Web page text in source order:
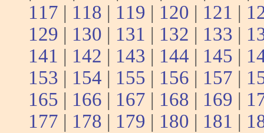
117 | 118 | 119 | 120 | 121 |
129 | 130 | 131 | 132 | 133 |
141 | 142 | 143 | 144 | 145 |
153 | 154 | 155 | 156 | 157 |
165 | 166 | 167 | 168 | 169 |
177 | 178 | 179 | 180 | 181 |